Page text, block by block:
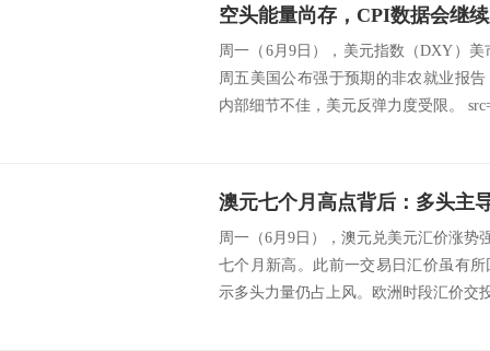
空头能量尚存，CPI数据会继
周一（6月9日），美元指数（DXY）
周五美国公布强于预期的非农就业报
内部细节不佳，美元反弹力度受限。
澳元七个月高点背后：多头主
周一（6月9日），澳元兑美元汇价涨势
七个月新高。此前一交易日汇价虽有
示多头力量仍占上风。欧洲时段汇价交